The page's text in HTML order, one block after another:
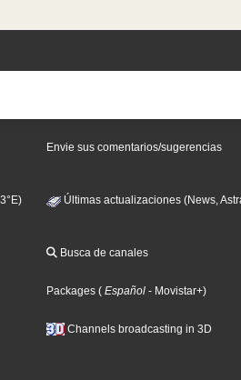
Envie sus comentarios/sugerencias
Últimas actualizaciones (News,
Busca de canales
Packages ( Español - Movistar+)
Channels broadcasting in 3D